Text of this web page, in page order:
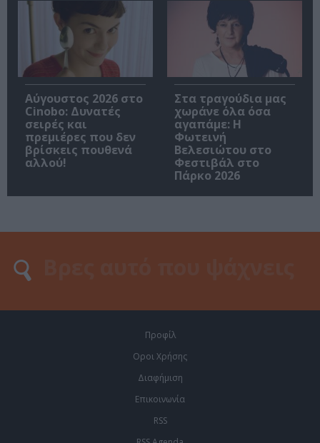
Αύγουστος 2026 στο
Cinobo: Δυνατές
σειρές και
πρεμιέρες που δεν
βρίσκεις πουθενά
αλλού!
Στα τραγούδια μας
χωράνε όλα όσα
αγαπάμε: Η
Φωτεινή
Βελεσιώτου στο
Φεστιβάλ στο
Πάρκο 2026
Προφίλ
Οροι Χρήσης
Διαφήμιση
Επικοινωνία
RSS